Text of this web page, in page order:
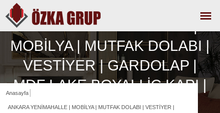
ANKARA YENİMAHALLE |
MOBİLYA | MUTFAK DOLABI |
VESTİYER | GARDOLAP |
MDF LAKE BOYALI İÇ KAPI |
ÖZEL TASARIM BANYO
Anasayfa
ANKARA YENİMAHALLE | MOBİLYA | MUTFAK DOLABI | VESTİYER |